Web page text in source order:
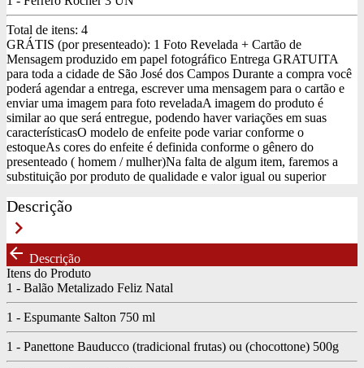
Total de itens: 4
GRÁTIS (por presenteado): 1 Foto Revelada + Cartão de
Mensagem produzido em papel fotográfico Entrega GRATUITA
para toda a cidade de São José dos Campos Durante a compra você
poderá agendar a entrega, escrever uma mensagem para o cartão e
enviar uma imagem para foto reveladaA imagem do produto é
similar ao que será entregue, podendo haver variações em suas
característicasO modelo de enfeite pode variar conforme o
estoqueAs cores do enfeite é definida conforme o gênero do
presenteado ( homem / mulher)Na falta de algum item, faremos a
substituição por produto de qualidade e valor igual ou superior
Descrição
keyboard_arrow_right
arrow_back Descrição
Itens do Produto
1 - Balão Metalizado Feliz Natal
1 - Espumante Salton 750 ml
1 - Panettone Bauducco (tradicional frutas) ou (chocottone) 500g